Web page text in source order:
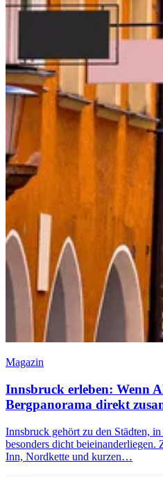
Magazin
Innsbruck erleben: Wenn
Bergpanorama direkt
Innsbruck gehört zu den Städten,
besonders dicht beieinanderliegen.
Inn, Nordkette und kurzen…